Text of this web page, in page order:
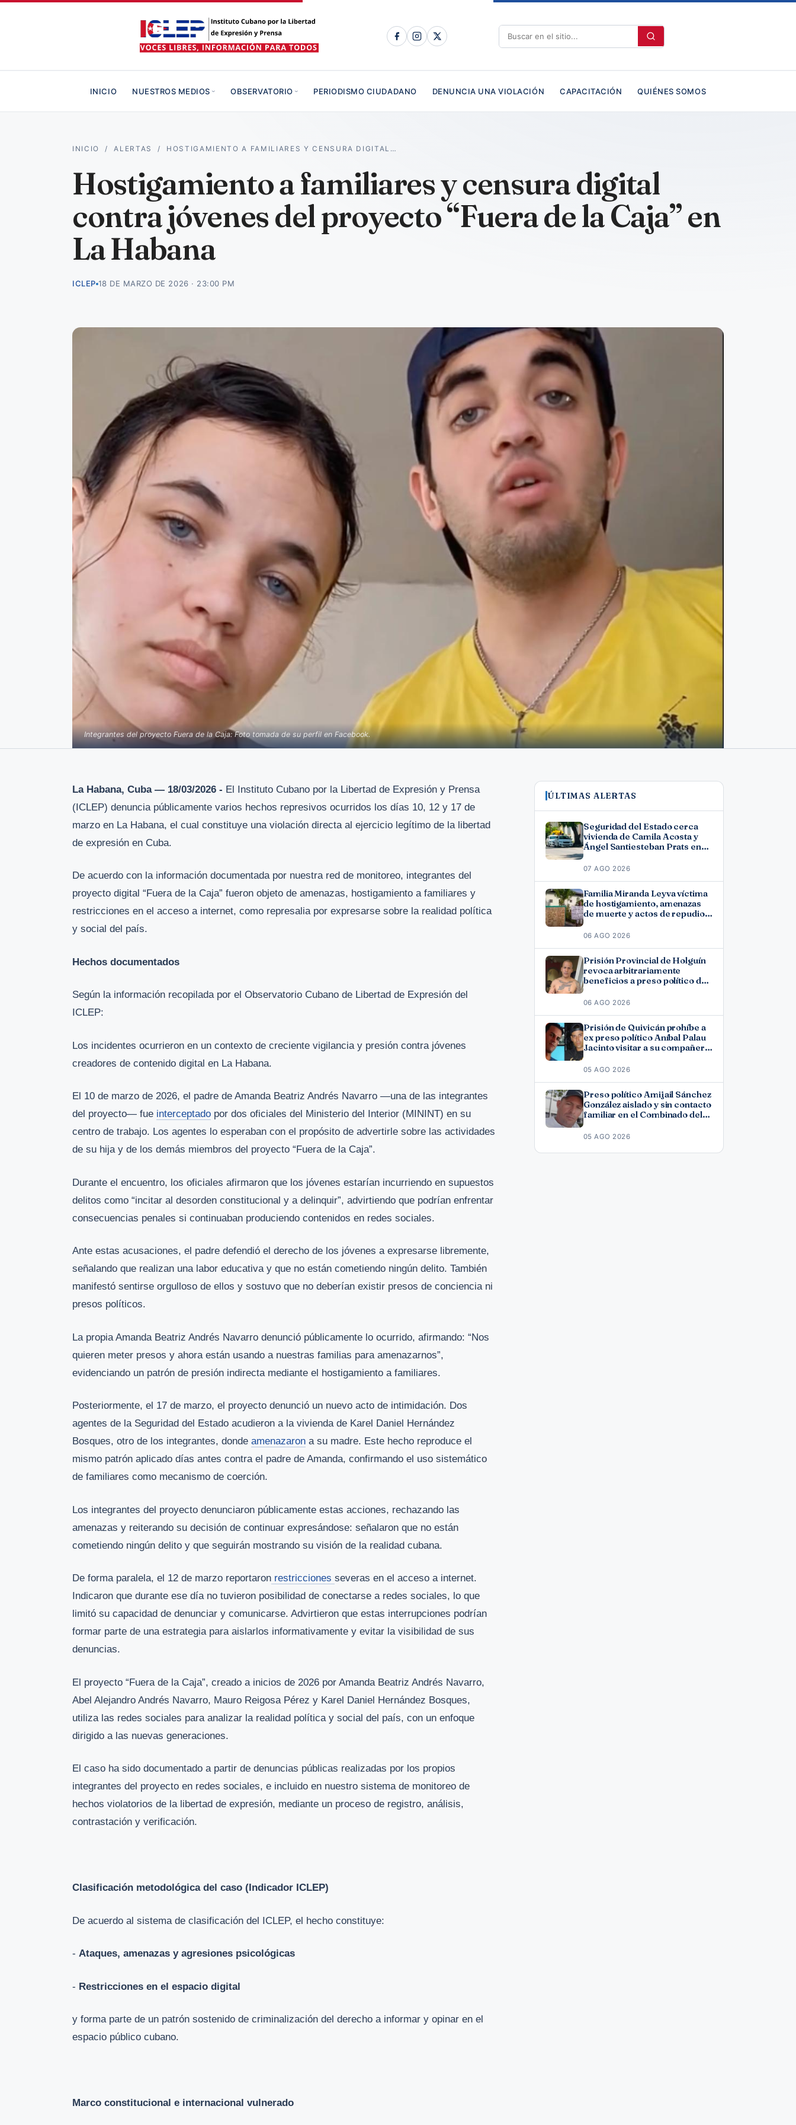
INICIO NUESTROS MEDIOS OBSERVATORIO PERIODISMO CIUDADANO DENUNCIA UNA VIOLACIÓN CAPACITACIÓN QUIÉNES SOMOS
INICIO /ALERTAS / HOSTIGAMIENTO A FAMILIARES Y CENSURA DIGITAL…
Hostigamiento a familiares y censura digital
contra jóvenes del proyecto “Fuera de la Caja” en
La Habana
ICLEP 18 DE MARZO DE 2026 · 23:00 PM
Integrantes del proyecto Fuera de la Caja: Foto tomada de su perfil en Facebook.
La Habana, Cuba — 18/03/2026 - El Instituto Cubano por la Libertad de Expresión y Prensa
(ICLEP) denuncia públicamente varios hechos represivos ocurridos los días 10, 12 y 17 de
marzo en La Habana, el cual constituye una violación directa al ejercicio legítimo de la libertad
de expresión en Cuba.
De acuerdo con la información documentada por nuestra red de monitoreo, integrantes del
proyecto digital “Fuera de la Caja” fueron objeto de amenazas, hostigamiento a familiares y
restricciones en el acceso a internet, como represalia por expresarse sobre la realidad política
y social del país.
Hechos documentados
Según la información recopilada por el Observatorio Cubano de Libertad de Expresión del
ICLEP:
Los incidentes ocurrieron en un contexto de creciente vigilancia y presión contra jóvenes
creadores de contenido digital en La Habana.
El 10 de marzo de 2026, el padre de Amanda Beatriz Andrés Navarro —una de las integrantes
del proyecto— fue interceptado por dos oficiales del Ministerio del Interior (MININT) en su
centro de trabajo. Los agentes lo esperaban con el propósito de advertirle sobre las actividades
de su hija y de los demás miembros del proyecto “Fuera de la Caja”.
Durante el encuentro, los oficiales afirmaron que los jóvenes estarían incurriendo en supuestos
delitos como “incitar al desorden constitucional y a delinquir”, advirtiendo que podrían enfrentar
consecuencias penales si continuaban produciendo contenidos en redes sociales.
Ante estas acusaciones, el padre defendió el derecho de los jóvenes a expresarse libremente,
señalando que realizan una labor educativa y que no están cometiendo ningún delito. También
manifestó sentirse orgulloso de ellos y sostuvo que no deberían existir presos de conciencia ni
presos políticos.
La propia Amanda Beatriz Andrés Navarro denunció públicamente lo ocurrido, afirmando: “Nos
quieren meter presos y ahora están usando a nuestras familias para amenazarnos”,
evidenciando un patrón de presión indirecta mediante el hostigamiento a familiares.
Posteriormente, el 17 de marzo, el proyecto denunció un nuevo acto de intimidación. Dos
agentes de la Seguridad del Estado acudieron a la vivienda de Karel Daniel Hernández
Bosques, otro de los integrantes, donde amenazaron a su madre. Este hecho reproduce el
mismo patrón aplicado días antes contra el padre de Amanda, confirmando el uso sistemático
de familiares como mecanismo de coerción.
Los integrantes del proyecto denunciaron públicamente estas acciones, rechazando las
amenazas y reiterando su decisión de continuar expresándose: señalaron que no están
cometiendo ningún delito y que seguirán mostrando su visión de la realidad cubana.
De forma paralela, el 12 de marzo reportaron restricciones severas en el acceso a internet.
Indicaron que durante ese día no tuvieron posibilidad de conectarse a redes sociales, lo que
limitó su capacidad de denunciar y comunicarse. Advirtieron que estas interrupciones podrían
formar parte de una estrategia para aislarlos informativamente y evitar la visibilidad de sus
denuncias.
El proyecto “Fuera de la Caja”, creado a inicios de 2026 por Amanda Beatriz Andrés Navarro,
Abel Alejandro Andrés Navarro, Mauro Reigosa Pérez y Karel Daniel Hernández Bosques,
utiliza las redes sociales para analizar la realidad política y social del país, con un enfoque
dirigido a las nuevas generaciones.
El caso ha sido documentado a partir de denuncias públicas realizadas por los propios
integrantes del proyecto en redes sociales, e incluido en nuestro sistema de monitoreo de
hechos violatorios de la libertad de expresión, mediante un proceso de registro, análisis,
contrastación y verificación.
Clasificación metodológica del caso (Indicador ICLEP)
De acuerdo al sistema de clasificación del ICLEP, el hecho constituye:
- Ataques, amenazas y agresiones psicológicas
- Restricciones en el espacio digital
y forma parte de un patrón sostenido de criminalización del derecho a informar y opinar en el
espacio público cubano.
Marco constitucional e internacional vulnerado
ÚLTIMAS ALERTAS
Seguridad del Estado cerca
vivienda de Camila Acosta y
Ángel Santiesteban Prats en
07 AGO 2026
Familia Miranda Leyva víctima
de hostigamiento, amenazas
de muerte y actos de repudio
06 AGO 2026
Prisión Provincial de Holguín
revoca arbitrariamente
beneficios a preso político del
06 AGO 2026
Prisión de Quivicán prohíbe a
ex preso político Aníbal Palau
Jacinto visitar a su compañero
Fonseca
05 AGO 2026
Preso político Amijail Sánchez
González aislado y sin contacto
familiar en el Combinado del
05 AGO 2026